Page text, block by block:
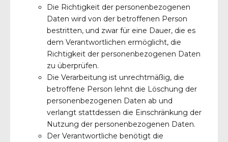
Die Richtigkeit der personenbezogenen
Daten wird von der betroffenen Person
bestritten, und zwar für eine Dauer, die es
dem Verantwortlichen ermöglicht, die
Richtigkeit der personenbezogenen Daten
zu überprüfen.
Die Verarbeitung ist unrechtmäßig, die
betroffene Person lehnt die Löschung der
personenbezogenen Daten ab und
verlangt stattdessen die Einschränkung der
Nutzung der personenbezogenen Daten.
Der Verantwortliche benötigt die